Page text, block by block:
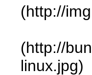
(http://
(http://
linux.jpg)